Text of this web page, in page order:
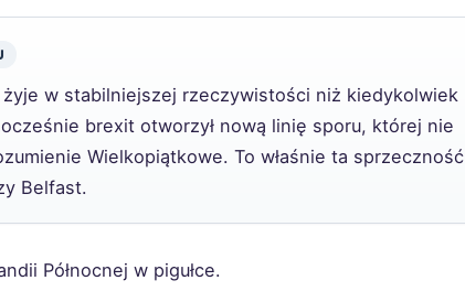
żyje w stabilniejszej rzeczywistości niż kiedykolwiek
brexit otworzył nową linię sporu, której nie
Wielkopiątkowe. To właśnie ta sprzeczność
Belfast.
Północnej w pigułce.